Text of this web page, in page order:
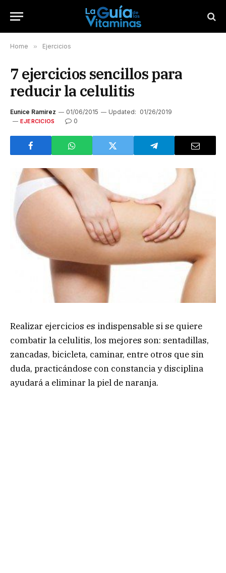
Home » Ejercicios
7 ejercicios sencillos para
reducir la celulitis
Eunice Ramirez 01/06/2015 Updated: 01/26/2019
EJERCICIOS 0
Realizar ejercicios es indispensable si se quiere
combatir la celulitis, los mejores son: sentadillas,
zancadas, bicicleta, caminar, entre otros que sin
duda, practicándose con constancia y disciplina
ayudará a eliminar la piel de naranja.